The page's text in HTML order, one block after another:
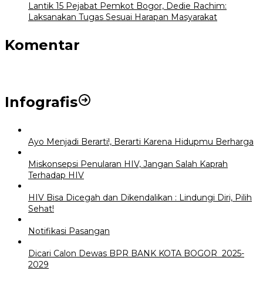
Lantik 15 Pejabat Pemkot Bogor, Dedie Rachim:
Laksanakan Tugas Sesuai Harapan Masyarakat
Komentar
Infografis
Ayo Menjadi Berarti!, Berarti Karena Hidupmu Berharga
Miskonsepsi Penularan HIV, Jangan Salah Kaprah
Terhadap HIV
HIV Bisa Dicegah dan Dikendalikan : Lindungi Diri, Pilih
Sehat!
Notifikasi Pasangan
Dicari Calon Dewas BPR BANK KOTA BOGOR 2025-
2029